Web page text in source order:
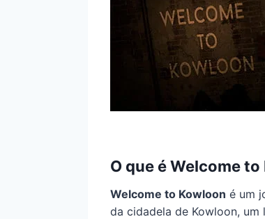
O que é Welcome
Welcome to Kowloon é um
da cidadela de Kowloon,